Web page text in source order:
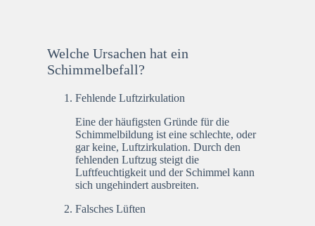
Welche Ursachen hat ein
Schimmelbefall?
Fehlende Luftzirkulation
Eine der häufigsten Gründe für die
Schimmelbildung ist eine schlechte, oder
gar keine, Luftzirkulation. Durch den
fehlenden Luftzug steigt die
Luftfeuchtigkeit und der Schimmel kann
sich ungehindert ausbreiten.
Falsches Lüften